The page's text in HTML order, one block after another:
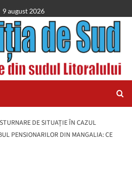
9 august 2026
DE SITUAȚIE ÎN CAZUL
PENSIONARILOR DIN MANGALIA: CE